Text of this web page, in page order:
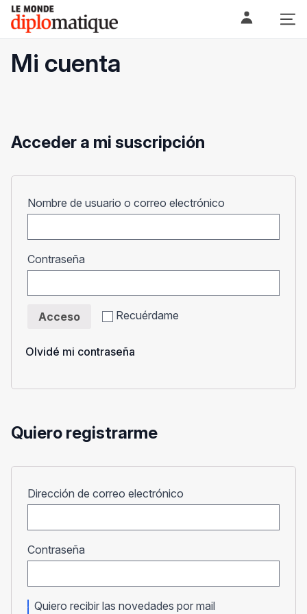
Skip
content
Le monde diplomatique
Mi cuenta
Acceder a mi suscripción
Nombre de usuario o correo electrónico
Contraseña
Recuérdame
Acceso
Olvidé mi contraseña
Quiero registrarme
Dirección de correo electrónico
Contraseña
Quiero recibir las novedades por mail